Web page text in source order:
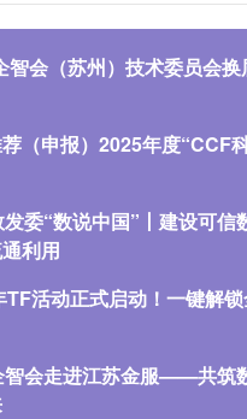
智会（苏州）技术委员会
（申报）2025年度“CCF
委“数说中国”丨建设可信
利用
TF活动正式启动！一键解
智会走进江苏金服——共筑